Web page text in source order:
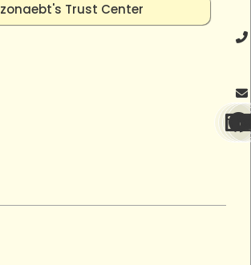
zonaebt's Trust Center